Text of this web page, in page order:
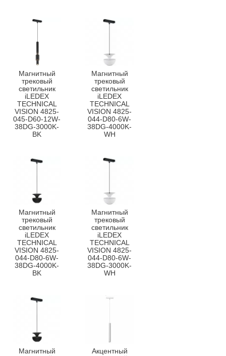
Магнитный
трековый
светильник
iLEDEX
TECHNICAL
VISION 4825-
045-D60-12W-
38DG-3000K-
BK
Магнитный
трековый
светильник
iLEDEX
TECHNICAL
VISION 4825-
044-D80-6W-
38DG-4000K-
WH
Магнитный
трековый
светильник
iLEDEX
TECHNICAL
VISION 4825-
044-D80-6W-
38DG-4000K-
BK
Магнитный
трековый
светильник
iLEDEX
TECHNICAL
VISION 4825-
044-D80-6W-
38DG-3000K-
WH
Магнитный
Акцентный